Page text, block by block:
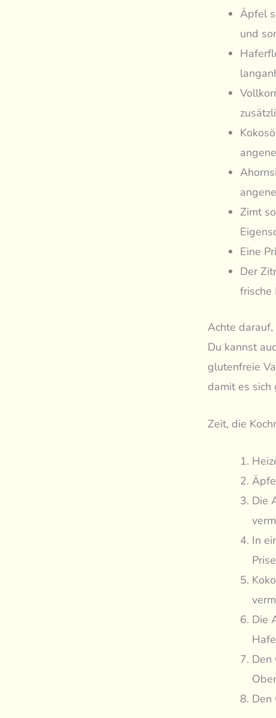
Äpfel
und
Zimt
Eine
Der
frische
Achte
Du kannst
glutenfreie
damit es sich
Zeit, die
Die
In
Die
Den
Den